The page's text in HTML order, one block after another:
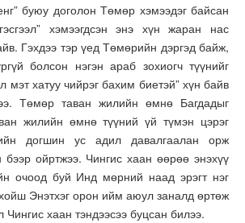
буюу доголон Төмөр хэмээдэг байсан
хэмээгдсэн энэ хүн жаран нас
Гэхдээ тэр үед Төмөрийн дэргэд байж,
болсон нэгэн араб зохиогч түүнийг
мэт хатуу чийрэг бахим биетэй” хүн байв
Төмөр таван жилийн өмнө Багдадыг
жилийн өмнө түүний үй түмэн цэрэг
догшин ус адил давалгаалан орж
бээр ойртжээ. Чингис хаан өөрөө энэхүү
очоод буй Инд мөрний наад эрэгт нэг
Энэтхэг орон ийм аюул заналд өртөж
Чингис хаан тэндээсээ буцсан билээ.